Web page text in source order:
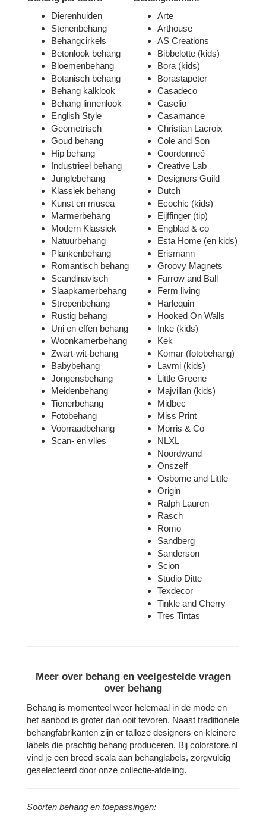
Dierenhuiden
Stenenbehang
Behangcirkels
Betonlook behang
Bloemenbehang
Botanisch behang
Behang kalklook
Behang linnenlook
English Style
Geometrisch
Goud behang
Hip behang
Industrieel behang
Junglebehang
Klassiek behang
Kunst en musea
Marmerbehang
Modern Klassiek
Natuurbehang
Plankenbehang
Romantisch behang
Scandinavisch
Slaapkamerbehang
Strepenbehang
Rustig behang
Uni en effen behang
Woonkamerbehang
Zwart-wit-behang
Babybehang
Jongensbehang
Meidenbehang
Tienerbehang
Fotobehang
Voorraadbehang
Scan- en vlies
Arte
Arthouse
AS Creations
Bibbelotte (kids)
Bora (kids)
Borastapeter
Casadeco
Caselio
Casamance
Christian Lacroix
Cole and Son
Coordonneé
Creative Lab
Designers Guild
Dutch
Ecochic (kids)
Eijffinger (tip)
Engblad & co
Esta Home (en kids)
Erismann
Groovy Magnets
Farrow and Ball
Ferm living
Harlequin
Hooked On Walls
Inke (kids)
Kek
Komar (fotobehang)
Lavmi (kids)
Little Greene
Majvillan (kids)
Midbec
Miss Print
Morris & Co
NLXL
Noordwand
Onszelf
Osborne and Little
Origin
Ralph Lauren
Rasch
Romo
Sandberg
Sanderson
Scion
Studio Ditte
Texdecor
Tinkle and Cherry
Tres Tintas
Meer over behang en veelgestelde vragen
over behang
Behang is momenteel weer helemaal in de mode en
het aanbod is groter dan ooit tevoren. Naast traditionele
behangfabrikanten zijn er talloze designers en kleinere
labels die prachtig behang produceren. Bij colorstore.nl
vind je een breed scala aan behanglabels, zorgvuldig
geselecteerd door onze collectie-afdeling.
Soorten behang en toepassingen: